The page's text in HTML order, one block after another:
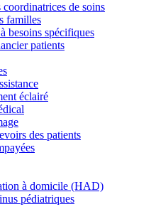
de soins
familles
besoins spécifiques
patients
éclairé
des patients
à domicile (HAD)
pédiatriques